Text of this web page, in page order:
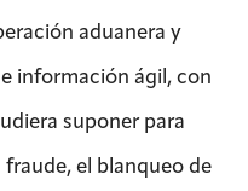
aduanera y
información ágil, con
suponer para
el blanqueo de